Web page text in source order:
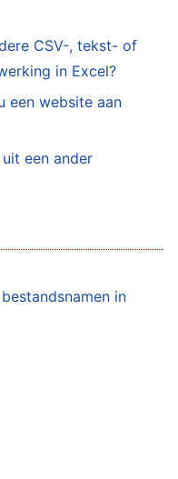
CSV-, tekst- of
in Excel?
een website aan
een ander
in